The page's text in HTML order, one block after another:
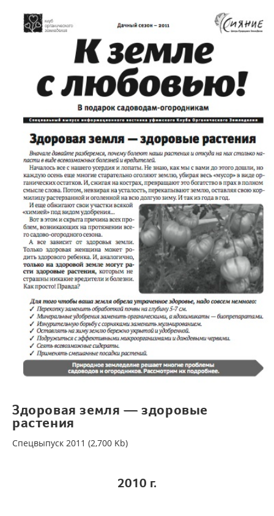
Здоровая земля — здоровые
растения
Спецвыпуск 2011 (2,700 Kb)
2010 г.